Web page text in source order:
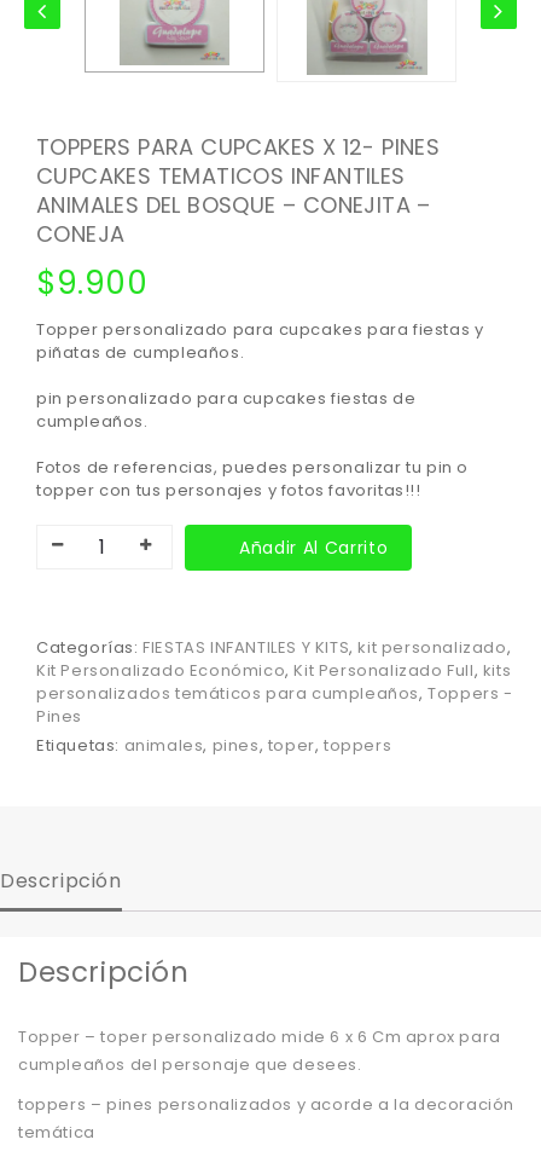
TOPPERS PARA CUPCAKES X 12- PINES
CUPCAKES TEMATICOS INFANTILES
ANIMALES DEL BOSQUE – CONEJITA –
CONEJA
$9.900
Topper personalizado para cupcakes para fiestas y
piñatas de cumpleaños.
pin personalizado para cupcakes fiestas de
cumpleaños.
Fotos de referencias, puedes personalizar tu pin o
topper con tus personajes y fotos favoritas!!!
Añadir Al Carrito
Categorías: FIESTAS INFANTILES Y KITS, kit personalizado,
Kit Personalizado Económico, Kit Personalizado Full, kits
personalizados temáticos para cumpleaños,Toppers -
Pines
Etiquetas: animales, pines, toper,toppers
Descripción
Descripción
Topper – toper personalizado mide 6 x 6 Cm aprox para
cumpleaños del personaje que desees.
toppers – pines personalizados y acorde a la decoración
temática